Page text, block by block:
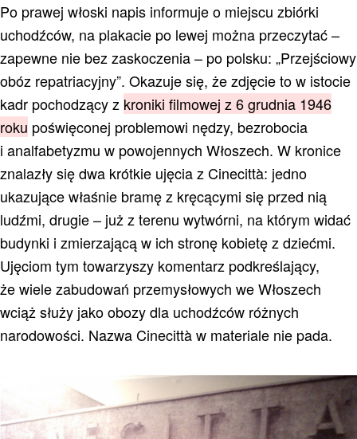
Po prawej włoski napis informuje o miejscu zbiórki
uchodźców, na plakacie po lewej można przeczytać –
zapewne nie bez zaskoczenia – po polsku: „Przejściowy
obóz repatriacyjny”. Okazuje się, że zdjęcie to w istocie
kadr pochodzący z kroniki filmowej z 6 grudnia 1946
roku poświęconej problemowi nędzy, bezrobocia
i analfabetyzmu w powojennych Włoszech. W kronice
znalazły się dwa krótkie ujęcia z Cinecittà: jedno
ukazujące właśnie bramę z kręcącymi się przed nią
ludźmi, drugie – już z terenu wytwórni, na którym widać
budynki i zmierzającą w ich stronę kobietę z dziećmi.
Ujęciom tym towarzyszy komentarz podkreślający,
że wiele zabudowań przemysłowych we Włoszech
wciąż służy jako obozy dla uchodźców różnych
narodowości. Nazwa Cinecittà w materiale nie pada.